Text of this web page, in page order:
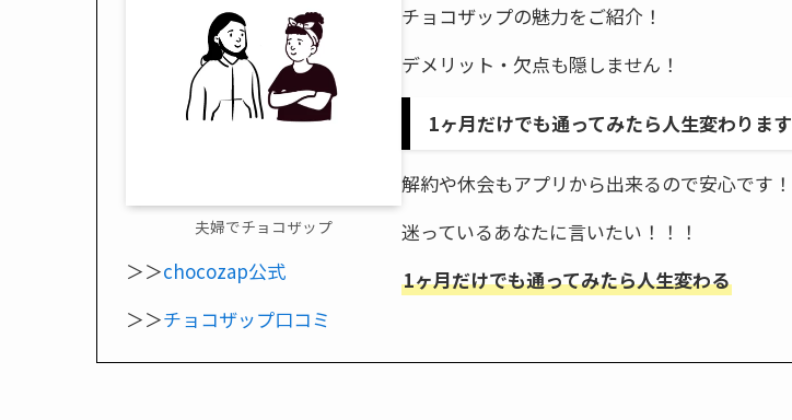
夫婦でチョコザップ
＞＞chocozap公式
＞＞チョコザップ口コミ
チョコザップの魅力をご紹介！
デメリット・欠点も隠しません！
1ヶ月だけでも通ってみたら人生変わります
解約や休会もアプリから出来るので安心です！
迷っているあなたに言いたい！！！
1ヶ月だけでも通ってみたら人生変わる